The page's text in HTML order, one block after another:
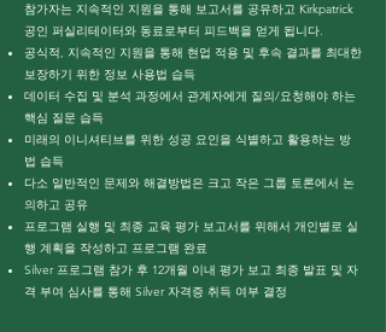
참가자는 지속적인 지원을 통해 보고서를 공유하고 Kirkpatrick
공인 퍼실리테이터와 동료로부터 피드백을 얻게 됩니다.
공식적, 지속적인 지원을 통해 현업 적용 및 후속 결과를 최대한
보장하기 위한 정보 사용법 습득
데이터 수집 및 분석 과정에서 관계자에게 질의/요청해야 하는
핵심 질문 습득
미래의 이니셔티브를 위한 성공 요인을 식별하고 활용하는 방
법 습득
다소 일반적인 문제와 해결방법은 크고 작은 그룹 토론에서 논
의하고 공유
프로그램 실행 및 최종 교육 평가 보고서를 위해서 개인별로 실
행 계획을 작성하고 프로그램 완료
Silver 프로그램 참가 후 12개월 이내 평가 보고 최종 발표 및 자
격 부여 심사를 통해 Silver 자격증 취득 여부 결정